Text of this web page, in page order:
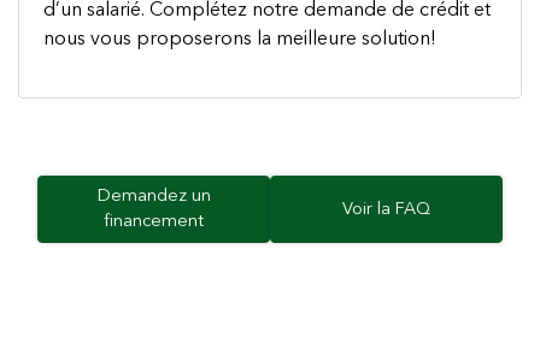
d’un salarié. Complétez notre demande de crédit et
nous vous proposerons la meilleure solution!
Demandez un
financement
Voir la FAQ